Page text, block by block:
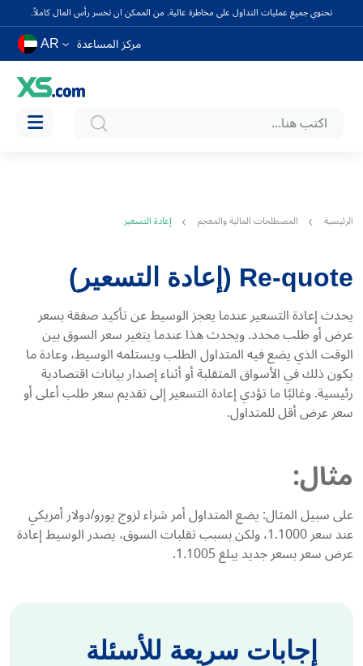
تحتوي جميع عمليات التداول على مخاطرة عالية. من الممكن ان تخسر رأس المال كاملاً.
مركز المساعدة AR
الرئيسية المصطلحات المالية والمعجم إعادة التسعير
Re-quote (إعادة التسعير)
يحدث إعادة التسعير عندما يعجز الوسيط عن تأكيد صفقة بسعر
عرض أو طلب محدد. ويحدث هذا عندما يتغير سعر السوق بين
الوقت الذي يضع فيه المتداول الطلب ويستلمه الوسيط، وعادة ما
يكون ذلك في الأسواق المتقلبة أو أثناء إصدار بيانات اقتصادية
رئيسية. وغالبًا ما تؤدي إعادة التسعير إلى تقديم سعر طلب أعلى أو
سعر عرض أقل للمتداول.
مثال:
على سبيل المثال: يضع المتداول أمر شراء لزوج يورو/دولار أمريكي
عند سعر 1.1000، ولكن بسبب تقلبات السوق، يصدر الوسيط إعادة
عرض سعر بسعر جديد يبلغ 1.1005.
إجابات سريعة للأسئلة